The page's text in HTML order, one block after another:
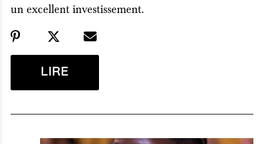
un excellent investissement.
LIRE